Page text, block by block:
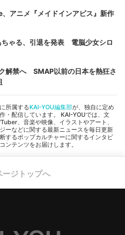
アニメ『メイドインアビス』新作
ゃる、引退を発表 電脳少女シロ
解禁へ SMAP以前の日本を熱狂さ
に所属するKAI-YOU編集部が、独自に定め
・配信しています。 KAI-YOUでは、文
、音楽や映像、イラストやアート、
ーなどに関する最新ニュースを毎日更新
するポップカルチャーに関するインタビ
ンテンツをお届けします。
ージトップへ